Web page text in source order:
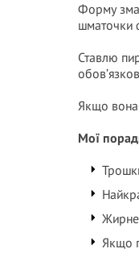
Форму
шматочки
Ставлю
Якщо вона
Мої
Жирне
Якщо